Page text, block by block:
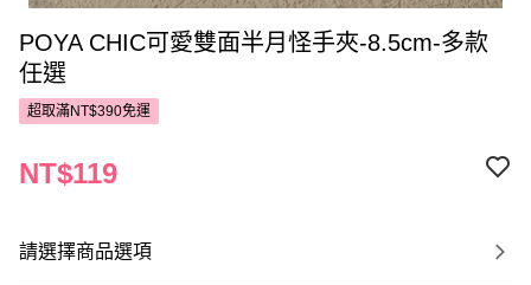
POYA CHIC可愛雙面半月怪手夾-8.5cm-多款
任選
超取滿NT$390免運
NT$119
請選擇商品選項